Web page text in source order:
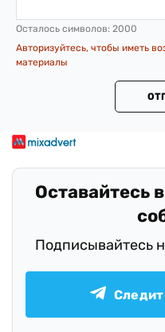
Осталось символов: 2000
Авторизуйтесь, чтобы иметь
материалы
Оставайтесь
Подписывайтесь